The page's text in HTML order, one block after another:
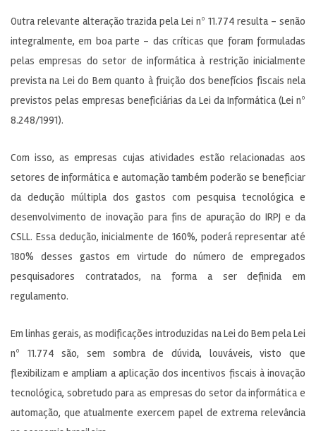
Outra relevante alteração trazida pela Lei nº 11.774 resulta – senão
integralmente, em boa parte – das críticas que foram formuladas
pelas empresas do setor de informática à restrição inicialmente
prevista na Lei do Bem quanto à fruição dos benefícios fiscais nela
previstos pelas empresas beneficiárias da Lei da Informática (Lei nº
8.248/1991).
Com isso, as empresas cujas atividades estão relacionadas aos
setores de informática e automação também poderão se beneficiar
da dedução múltipla dos gastos com pesquisa tecnológica e
desenvolvimento de inovação para fins de apuração do IRPJ e da
CSLL. Essa dedução, inicialmente de 160%, poderá representar até
180% desses gastos em virtude do número de empregados
pesquisadores contratados, na forma a ser definida em
regulamento.
Em linhas gerais, as modificações introduzidas na Lei do Bem pela Lei
nº 11.774 são, sem sombra de dúvida, louváveis, visto que
flexibilizam e ampliam a aplicação dos incentivos fiscais à inovação
tecnológica, sobretudo para as empresas do setor da informática e
automação, que atualmente exercem papel de extrema relevância